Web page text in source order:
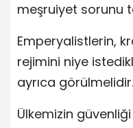
meşruiyet sorunu
Emperyalistlerin,
rejimini niye
ayrıca görülmelidir.
Ülkemizin